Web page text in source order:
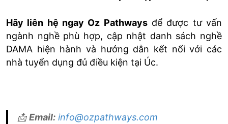
Hãy liên hệ ngay Oz Pathwaysđể được tư vấn
ngành nghề phù hợp, cập nhật danh sách nghề
DAMA hiện hành và hướng dẫn kết nối với các
nhà tuyển dụng đủ điều kiện tại Úc.
📩 Email: info@ozpathways.com